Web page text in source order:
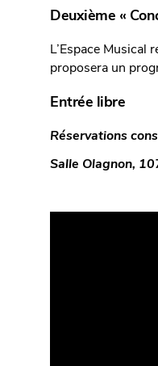
Deuxième «
L’Espace
proposera un
Entrée libre
Réservations
Salle Olagnon,